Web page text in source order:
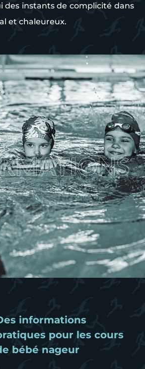
des instants de complicité dans
et chaleureux.
informations
pour les cours
bébé nageur